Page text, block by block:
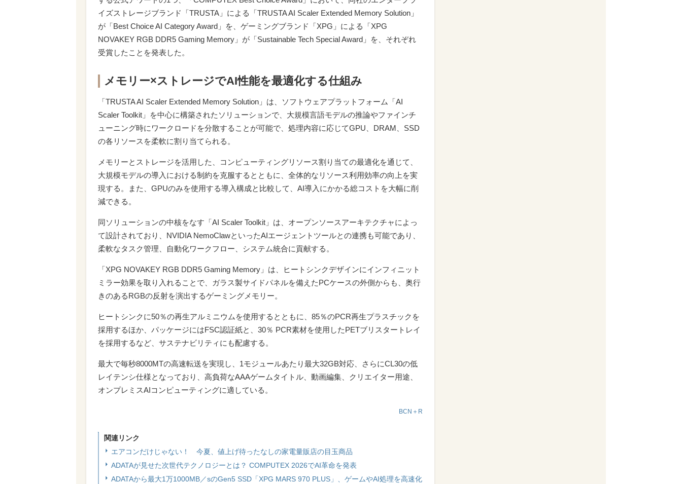
イズストレージブランド「TRUSTA」による「TRUSTA AI Scaler Extended Memory Solution」
が「Best Choice AI Category Award」を、ゲーミングブランド「XPG」による「XPG
NOVAKEY RGB DDR5 Gaming Memory」が「Sustainable Tech Special Award」を、それぞれ
受賞したことを発表した。
メモリー×ストレージでAI性能を最適化する仕組み
「TRUSTA AI Scaler Extended Memory Solution」は、ソフトウェアプラットフォーム「AI
Scaler Toolkit」を中心に構築されたソリューションで、大規模言語モデルの推論やファインチ
ューニング時にワークロードを分散することが可能で、処理内容に応じてGPU、DRAM、SSD
の各リソースを柔軟に割り当てられる。
メモリーとストレージを活用した、コンピューティングリソース割り当ての最適化を通じて、
大規模モデルの導入における制約を克服するとともに、全体的なリソース利用効率の向上を実
現する。また、GPUのみを使用する導入構成と比較して、AI導入にかかる総コストを大幅に削
減できる。
同ソリューションの中核をなす「AI Scaler Toolkit」は、オープンソースアーキテクチャによっ
て設計されており、NVIDIA NemoClawといったAIエージェントツールとの連携も可能であり、
柔軟なタスク管理、自動化ワークフロー、システム統合に貢献する。
「XPG NOVAKEY RGB DDR5 Gaming Memory」は、ヒートシンクデザインにインフィニット
ミラー効果を取り入れることで、ガラス製サイドパネルを備えたPCケースの外側からも、奥行
きのあるRGBの反射を演出するゲーミングメモリー。
ヒートシンクに50％の再生アルミニウムを使用するとともに、85％のPCR再生プラスチックを
採用するほか、パッケージにはFSC認証紙と、30％ PCR素材を使用したPETブリスタートレイ
を採用するなど、サステナビリティにも配慮する。
最大で毎秒8000MTの高速転送を実現し、1モジュールあたり最大32GB対応、さらにCL30の低
レイテンシ仕様となっており、高負荷なAAAゲームタイトル、動画編集、クリエイター用途、
オンプレミスAIコンピューティングに適している。
BCN＋R
関連リンク
エアコンだけじゃない！ 今夏、値上げ待ったなしの家電量販店の目玉商品
ADATAが見せた次世代テクノロジーとは？ COMPUTEX 2026でAI革命を発表
ADATAから最大1万1000MB／sのGen5 SSD「XPG MARS 970 PLUS」、ゲームやAI処理を高速化